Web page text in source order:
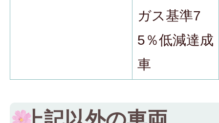
ガス基準7
5％低減達成
車